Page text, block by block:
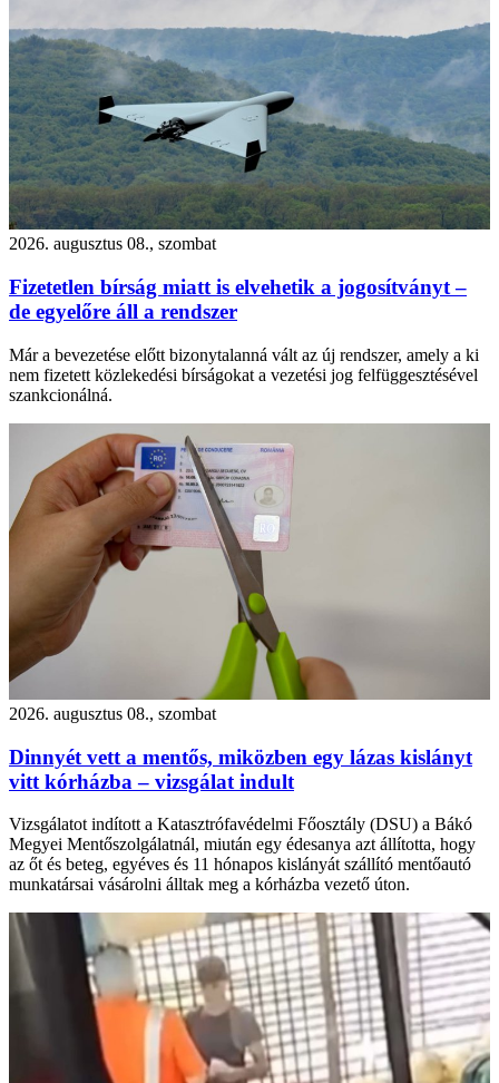
2026. augusztus 08., szombat
Fizetetlen bírság miatt is elvehetik a jogosítványt –
de egyelőre áll a rendszer
Már a bevezetése előtt bizonytalanná vált az új rendszer, amely a ki
nem fizetett közlekedési bírságokat a vezetési jog felfüggesztésével
szankcionálná.
2026. augusztus 08., szombat
Dinnyét vett a mentős, miközben egy lázas kislányt
vitt kórházba – vizsgálat indult
Vizsgálatot indított a Katasztrófavédelmi Főosztály (DSU) a Bákó
Megyei Mentőszolgálatnál, miután egy édesanya azt állította, hogy
az őt és beteg, egyéves és 11 hónapos kislányát szállító mentőautó
munkatársai vásárolni álltak meg a kórházba vezető úton.